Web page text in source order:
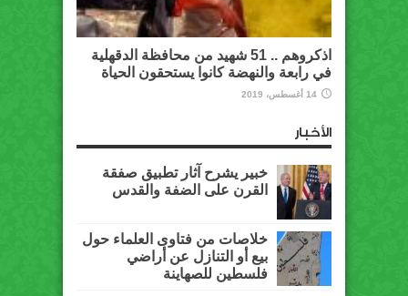
اذكروهم .. 51 شهيد من محافظة الدقهلية
في رابعة والنهضة كانوا يستحقون الحياة
14 أغسطس، 2019
الأخبار
خبير يشرح آثار تطبيق صفقة
القرن على الضفة والقدس
خلاصات من فتاوى العلماء حول
بيع أو التنازل عن أراضي
فلسطين للصهاينة